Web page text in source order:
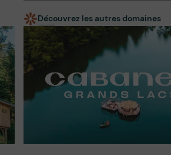
Découvrez les autres domaines